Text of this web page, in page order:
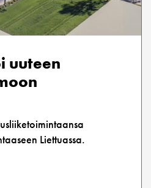
uuteen
Liettuassa.